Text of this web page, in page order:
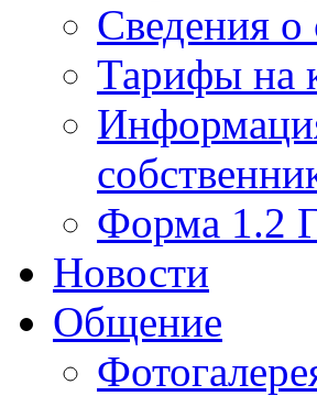
Сведения о
Тарифы на
Форма 1.2
Новости
Общение